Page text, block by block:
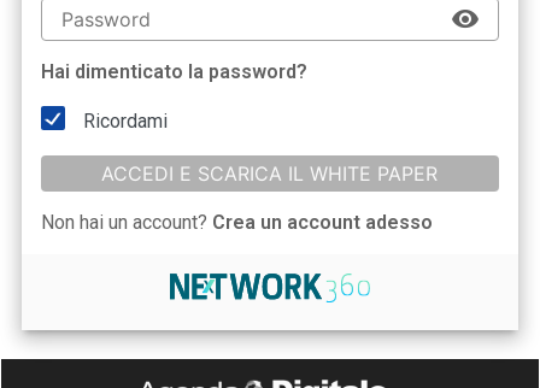
Hai dimenticato la password?
Ricordami
ACCEDI E SCARICA IL WHITE PAPER
Non hai un account? Crea un account adesso